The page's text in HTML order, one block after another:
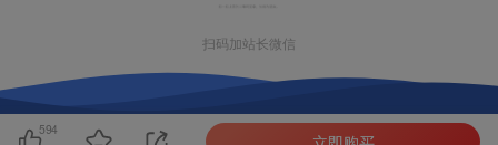
扫码加站长微信
594